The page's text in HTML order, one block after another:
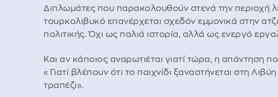
Διπλωμάτες που παρακολουθούν στενά την περιοχή
τουρκολιβυκό επανέρχεται σχεδόν εμμονικά στην
πολιτικής. Όχι ως παλιά ιστορία, αλλά ως ενεργό
Και αν κάποιος αναρωτιέται γιατί τώρα, η απάντηση
«Γιατί βλέπουν ότι το παιχνίδι ξαναστήνεται στη
τραπέζι».